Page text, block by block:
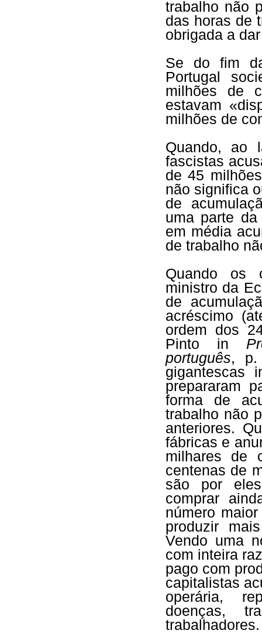
trabalho não
das horas de
obrigada a
Se do fim
Portugal
milhões de
estavam
milhões de
Quando, ao
fascistas
de 45
não significa
de
uma parte
em média
de trabalho
Quando os
ministro da
de
acréscimo
ordem dos
Pinto in
português, p.
gigantescas
prepararam
forma de
trabalho não
anteriores.
fábricas e
milhares de
centenas de
são por
comprar
número
produzir
Vendo uma
com inteira
pago com
capitalistas
operária,
doenças,
trabalhadores.